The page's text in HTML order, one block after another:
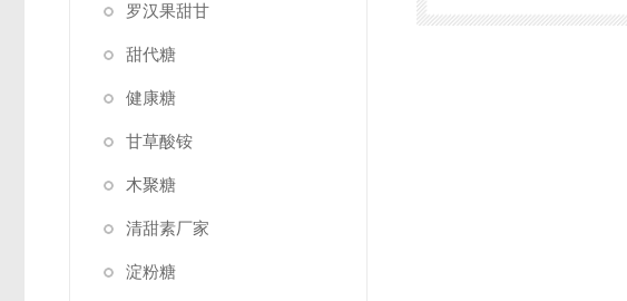
罗汉果甜甘
甜代糖
健康糖
甘草酸铵
木聚糖
清甜素厂家
淀粉糖